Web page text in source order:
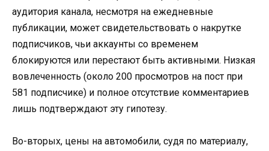
аудитория канала, несмотря на ежедневные
публикации, может свидетельствовать о накрутке
подписчиков, чьи аккаунты со временем
блокируются или перестают быть активными. Низкая
вовлеченность (около 200 просмотров на пост при
581 подписчике) и полное отсутствие комментариев
лишь подтверждают эту гипотезу.
Во-вторых, цены на автомобили, судя по материалу,